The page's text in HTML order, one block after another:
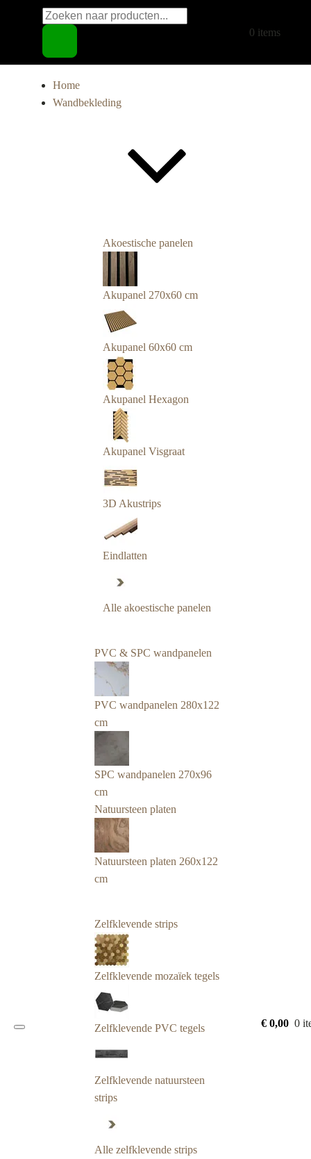
Producten
zoeken
0 items
Home
Wandbekleding
Akoestische panelen
Akupanel 270x60 cm
Akupanel 60x60 cm
Akupanel Hexagon
Akupanel Visgraat
3D Akustrips
Eindlatten
Alle akoestische panelen
PVC & SPC wandpanelen
PVC wandpanelen 280x122
cm
SPC wandpanelen 270x96
cm
Natuursteen platen
Natuursteen platen 260x122
cm
Zelfklevende strips
Zelfklevende mozaïek tegels
Zelfklevende PVC tegels
Zelfklevende natuursteen
strips
Alle zelfklevende strips
€ 0,00 0